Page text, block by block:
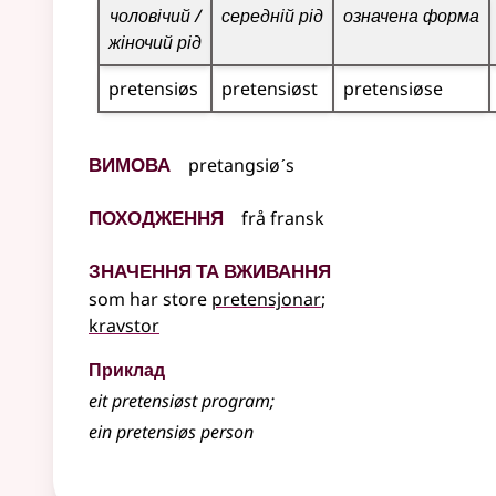
чоловічий /
жіночий рід
середній рід означена форма
pretensiøs pretensiøst pretensiøse
Вимова pretangsiøˊs
Походження frå fransk
Значення та вживання
som har store pretensjonar;
kravstor
Приклад
eit pretensiøst program;
ein pretensiøs person